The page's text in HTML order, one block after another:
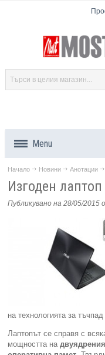
Menu
Продукти
Компоненти
Сървъри
Принтери
Начало Новини Анотации
Изгоден лаптоп
Публикувано на 28/05/2015
на технологията за
Лаптопът се справя с
мощността на